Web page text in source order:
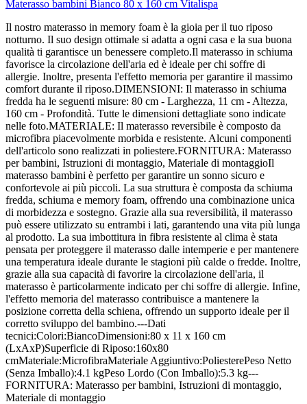
Materasso bambini Bianco 80 x 160 cm Vitalispa
Il nostro materasso in memory foam è la gioia per il tuo riposo
notturno. Il suo design ottimale si adatta a ogni casa e la sua buona
qualità ti garantisce un benessere completo.Il materasso in schiuma
favorisce la circolazione dell'aria ed è ideale per chi soffre di
allergie. Inoltre, presenta l'effetto memoria per garantire il massimo
comfort durante il riposo.DIMENSIONI: Il materasso in schiuma
fredda ha le seguenti misure: 80 cm - Larghezza, 11 cm - Altezza,
160 cm - Profondità. Tutte le dimensioni dettagliate sono indicate
nelle foto.MATERIALE: Il materasso reversibile è composto da
microfibra piacevolmente morbida e resistente. Alcuni componenti
dell'articolo sono realizzati in poliestere.FORNITURA: Materasso
per bambini, Istruzioni di montaggio, Materiale di montaggioIl
materasso bambini è perfetto per garantire un sonno sicuro e
confortevole ai più piccoli. La sua struttura è composta da schiuma
fredda, schiuma e memory foam, offrendo una combinazione unica
di morbidezza e sostegno. Grazie alla sua reversibilità, il materasso
può essere utilizzato su entrambi i lati, garantendo una vita più lunga
al prodotto. La sua imbottitura in fibra resistente al clima è stata
pensata per proteggere il materasso dalle intemperie e per mantenere
una temperatura ideale durante le stagioni più calde o fredde. Inoltre,
grazie alla sua capacità di favorire la circolazione dell'aria, il
materasso è particolarmente indicato per chi soffre di allergie. Infine,
l'effetto memoria del materasso contribuisce a mantenere la
posizione corretta della schiena, offrendo un supporto ideale per il
corretto sviluppo del bambino.---Dati
tecnici:Colori:BiancoDimensioni:80 x 11 x 160 cm
(LxAxP)Superficie di Riposo:160x80
cmMateriale:MicrofibraMateriale Aggiuntivo:PoliesterePeso Netto
(Senza Imballo):4.1 kgPeso Lordo (Con Imballo):5.3 kg---
FORNITURA: Materasso per bambini, Istruzioni di montaggio,
Materiale di montaggio